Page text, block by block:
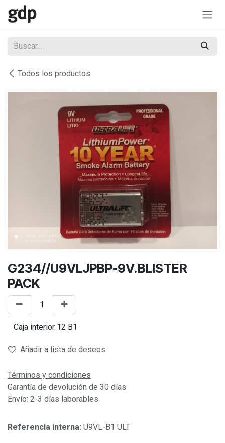
Ir al contenido
Todos los productos
G234//U9VLJPBP-9V.BLISTER
PACK
Añadir a lista de deseos
Términos y condiciones
Garantía de devolución de 30 días
Envío: 2-3 días laborables
Referencia interna: U9VL-B1 ULT